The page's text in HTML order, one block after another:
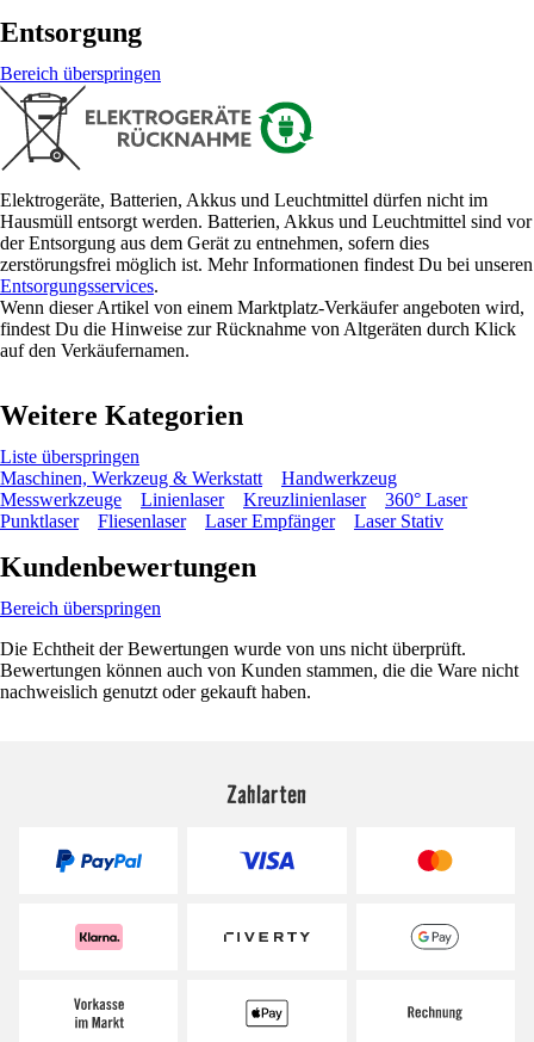
Entsorgung
Bereich überspringen
Elektrogeräte, Batterien, Akkus und Leuchtmittel dürfen nicht im
Hausmüll entsorgt werden. Batterien, Akkus und Leuchtmittel sind vor
der Entsorgung aus dem Gerät zu entnehmen, sofern dies
zerstörungsfrei möglich ist. Mehr Informationen findest Du bei unseren
Entsorgungsservices.
Wenn dieser Artikel von einem Marktplatz-Verkäufer angeboten wird,
findest Du die Hinweise zur Rücknahme von Altgeräten durch Klick
auf den Verkäufernamen.
Weitere Kategorien
Liste überspringen
Maschinen, Werkzeug & Werkstatt
Handwerkzeug
Messwerkzeuge
Linienlaser Kreuzlinienlaser
360° Laser
Punktlaser
Fliesenlaser Laser Empfänger Laser Stativ
Kundenbewertungen
Bereich überspringen
Die Echtheit der Bewertungen wurde von uns nicht überprüft.
Bewertungen können auch von Kunden stammen, die die Ware nicht
nachweislich genutzt oder gekauft haben.
Zahlarten